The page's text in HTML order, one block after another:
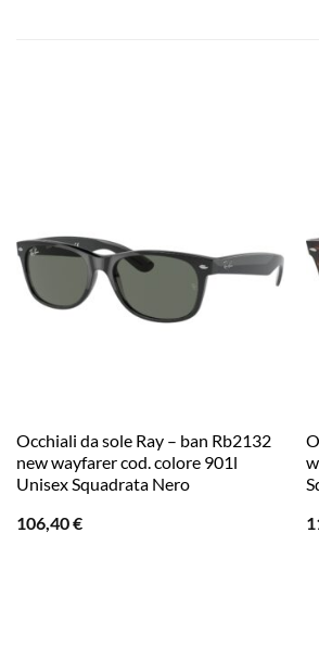
Occhiali da sole Ray – ban Rb2132
new wayfarer cod. colore 901l
Unisex Squadrata Nero
106,40€